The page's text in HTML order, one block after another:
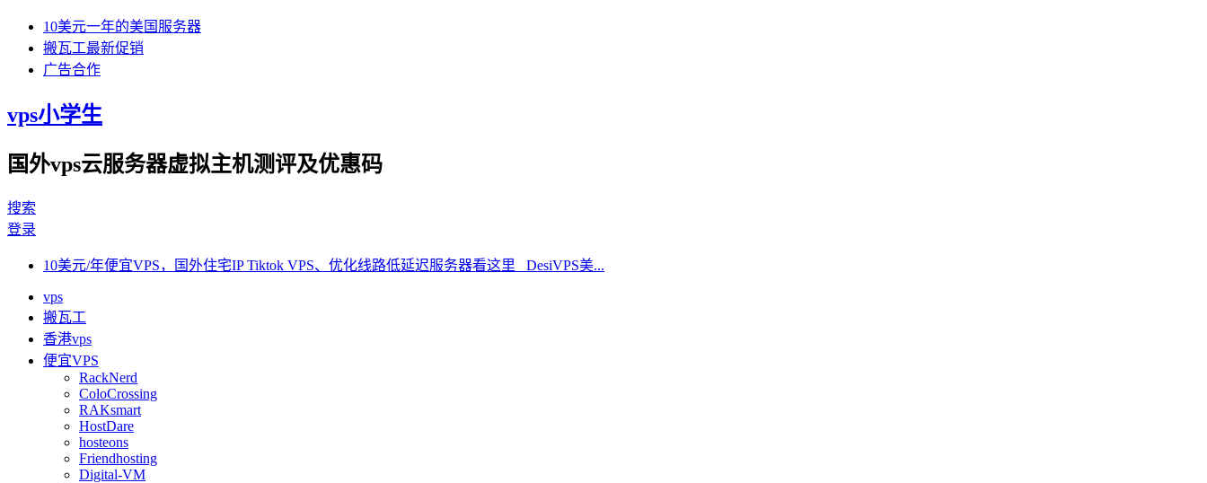
10美元一年的美国服务器
搬瓦工最新促销
广告合作
vps小学生
国外vps云服务器虚拟主机测评及优惠码
搜索
登录
10美元/年便宜VPS，国外住宅IP Tiktok VPS、优化线路低延迟服务器看这里 DesiVPS美...
vps
搬瓦工
香港vps
便宜VPS
RackNerd
ColoCrossing
RAKsmart
HostDare
hosteons
Friendhosting
Digital-VM